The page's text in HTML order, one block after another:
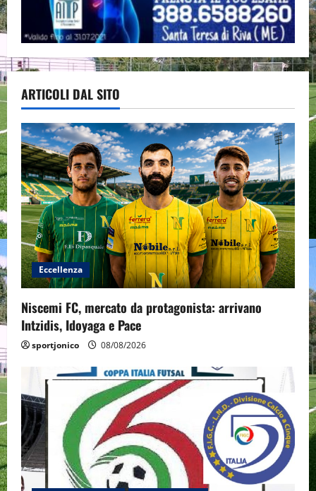
ARTICOLI DAL SITO
Eccellenza
Niscemi FC, mercato da protagonista: arrivano
Intzidis, Idoyaga e Pace
sportjonico 08/08/2026